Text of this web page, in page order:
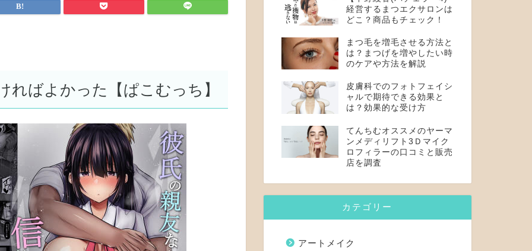
ればよかった【ぱこむっち】
経営するまつエクサロンは
どこ？商品もチェック！
まつ毛を増毛させる方法と
は？まつげを増やしたい時
のケアや方法を解説
皮膚科でのフォトフェイシ
ャルで期待できる効果と
は？効果的な受け方
てんちむオススメのヤーマ
ンメディリフト3Ｄマイク
ロフィラーの口コミと販売
店を調査
カテゴリー
アートメイク